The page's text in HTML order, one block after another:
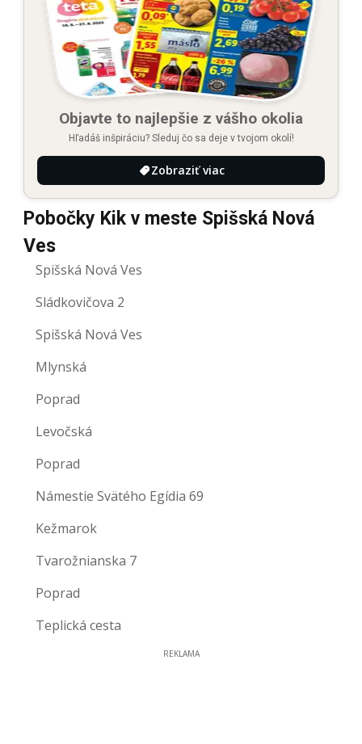
Objavte to najlepšie z vášho okolia
Hľadáš inšpiráciu? Sleduj čo sa deje v tvojom okolí!
Zobraziť viac
Pobočky Kik v meste Spišská Nová
Ves
Spišská Nová Ves
Sládkovičova 2
Spišská Nová Ves
Mlynská
Poprad
Levočská
Poprad
Námestie Svätého Egídia 69
Kežmarok
Tvarožnianska 7
Poprad
Teplická cesta
REKLAMA